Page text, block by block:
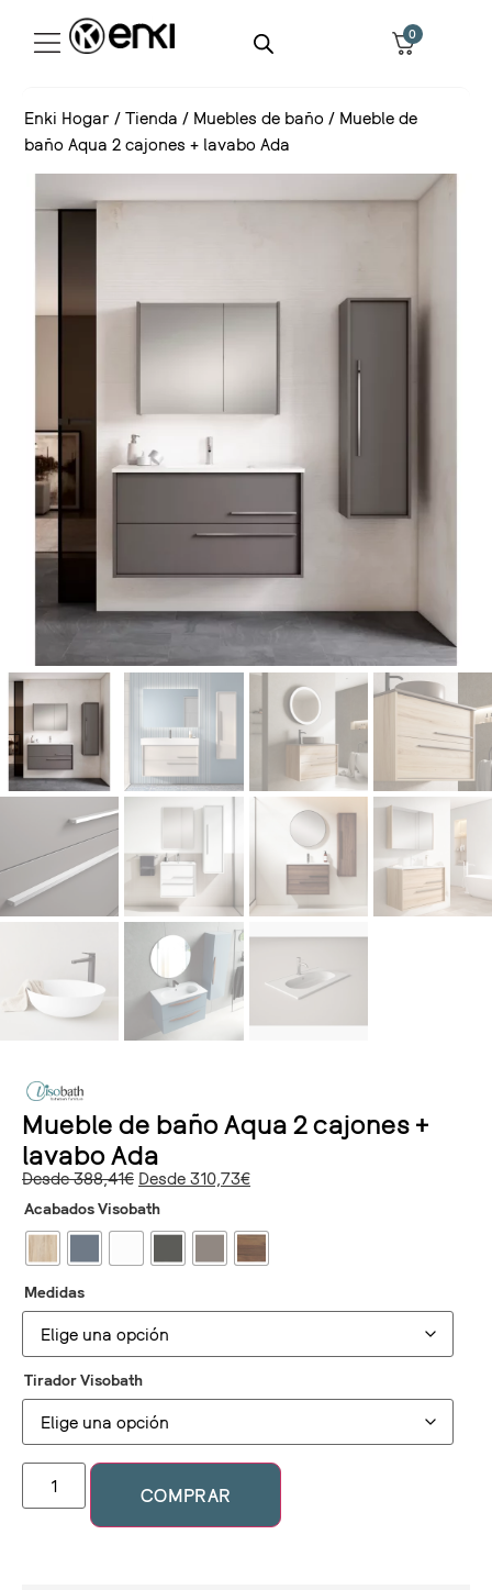
0
Enki Hogar / Tienda / Muebles de baño / Mueble de
baño Aqua 2 cajones + lavabo Ada
Mueble de baño Aqua 2 cajones +
lavabo Ada
Desde388,41€ Desde 310,73€
Acabados Visobath
Medidas
Tirador Visobath
COMPRAR